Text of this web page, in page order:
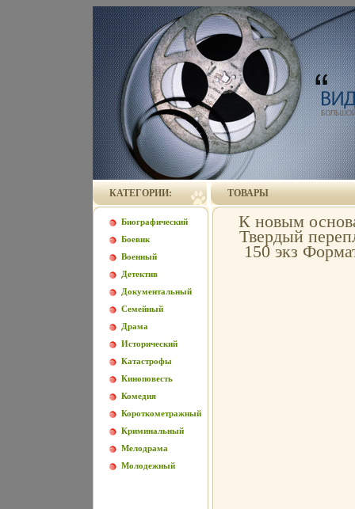
КАТЕГОРИИ:
Биографический
Боевик
Военный
Детектив
Документальный
Семейный
Драма
Исторический
Катастрофы
Киноповесть
Комедия
Короткометражный
Криминальный
Мелодрама
Молодежный
ТОВАРЫ
К новым
Твердый
150 экз